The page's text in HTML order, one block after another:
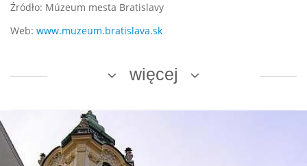
Źródło: Múzeum mesta Bratislavy
Web: www.muzeum.bratislava.sk
więcej